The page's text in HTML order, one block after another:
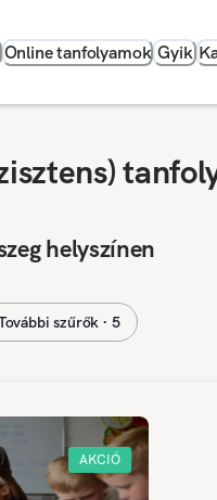
Online tanfolyamok Gyik
helyszínen
szűrők ∙ 5
AKCIÓ